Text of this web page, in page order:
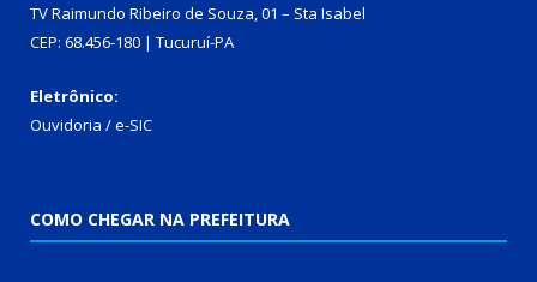
TV Raimundo Ribeiro de Souza, 01 – Sta Isabel
CEP: 68.456-180 | Tucuruí-PA
Eletrônico:
Ouvidoria /e-SIC
COMO CHEGAR NA PREFEITURA